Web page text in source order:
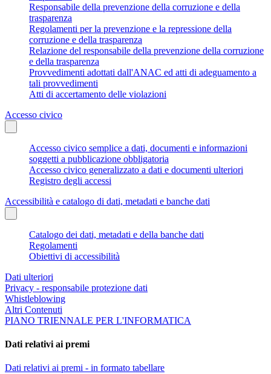
Responsabile della prevenzione della corruzione e della
trasparenza
Regolamenti per la prevenzione e la repressione della
corruzione e della trasparenza
Relazione del responsabile della prevenzione della corruzione
e della trasparenza
Provvedimenti adottati dall'ANAC ed atti di adeguamento a
tali provvedimenti
Atti di accertamento delle violazioni
Accesso civico
Accesso civico semplice a dati, documenti e informazioni
soggetti a pubblicazione obbligatoria
Accesso civico generalizzato a dati e documenti ulteriori
Registro degli accessi
Accessibilità e catalogo di dati, metadati e banche dati
Catalogo dei dati, metadati e della banche dati
Regolamenti
Obiettivi di accessibilità
Dati ulteriori
Privacy - responsabile protezione dati
Whistleblowing
Altri Contenuti
PIANO TRIENNALE PER L'INFORMATICA
Dati relativi ai premi
Dati relativi ai premi - in formato tabellare